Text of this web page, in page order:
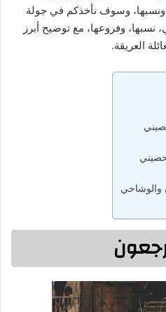
وسوف نأخذكم في جولة
نسبها، وفروعها، مع توضيح أبرز
العريقة.
والوشاحي